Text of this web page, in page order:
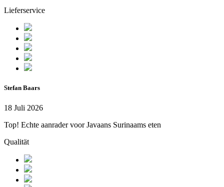
Lieferservice
Stefan Baars
18 Juli 2026
Top! Echte aanrader voor Javaans Surinaams eten
Qualität